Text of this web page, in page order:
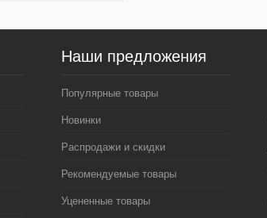
Наши предложения
Популярные товары
Новинки
Распродажи и скидки
Рекомендуемые товары
Уцененные товары